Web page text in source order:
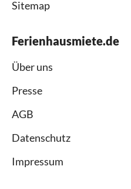
Sitemap
Ferienhausmiete.de
Über uns
Presse
AGB
Datenschutz
Impressum